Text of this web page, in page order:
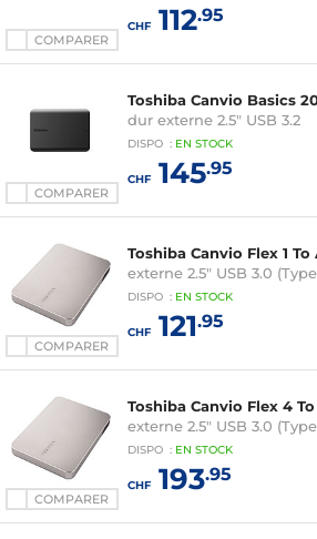
COMPARER
CHF112.95
COMPARER
Toshiba Canvio Basics
dur externe 2.5" USB 3.2
DISPO : EN STOCK
CHF145.95
COMPARER
Toshiba Canvio Flex 1
externe 2.5" USB 3.0
DISPO : EN STOCK
CHF121.95
COMPARER
Toshiba Canvio Flex 4
externe 2.5" USB 3.0
DISPO : EN STOCK
CHF193.95